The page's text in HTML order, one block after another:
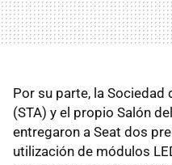
Por su parte, la
(STA) y el propio Salón
entregaron a Seat dos
utilización de módulos